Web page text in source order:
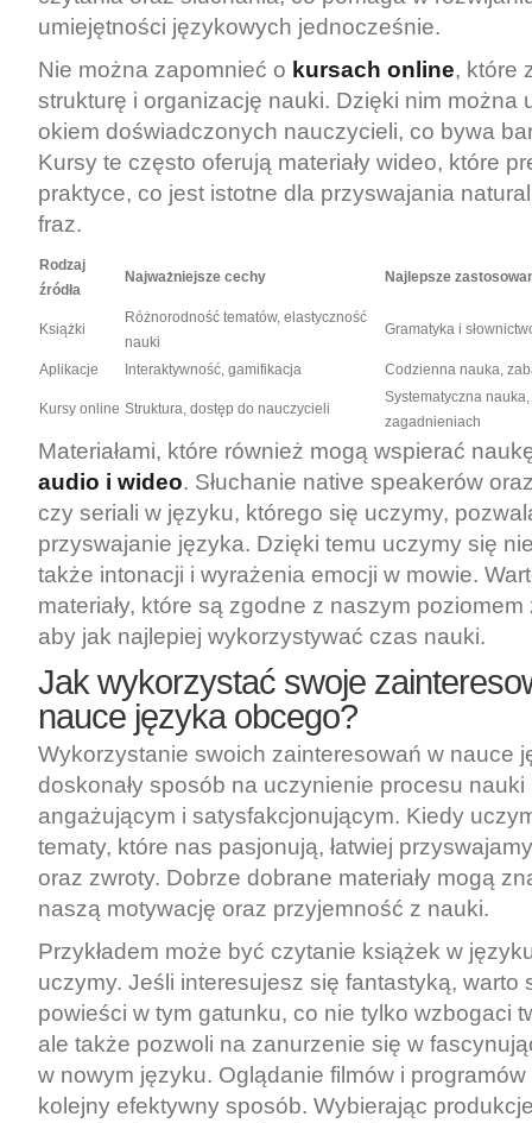
umiejętności językowych jednocześnie.
Nie można zapomnieć o kursach online, które
strukturę i organizację nauki. Dzięki nim można
okiem doświadczonych nauczycieli, co bywa
Kursy te często oferują materiały wideo, które
praktyce, co jest istotne dla przyswajania
fraz.
Rodzaj
źródła
Najważniejsze cechy Najlepsze
Książki
Różnorodność tematów, elastyczność
nauki
Gramatyka i
Aplikacje Interaktywność, gamifikacja Codzienna nauka,
Kursy online Struktura, dostęp do nauczycieli
Systematyczna
zagadnieniach
Materiałami, które również mogą wspierać
audio i wideo. Słuchanie native speakerów
czy seriali w języku, którego się uczymy,
przyswajanie języka. Dzięki temu uczymy się
także intonacji i wyrażenia emocji w mowie.
materiały, które są zgodne z naszym
aby jak najlepiej wykorzystywać czas nauki.
Jak wykorzystać swoje
nauce języka obcego?
Wykorzystanie swoich zainteresowań w nauce
doskonały sposób na uczynienie procesu nauki
angażującym i satysfakcjonującym. Kiedy
tematy, które nas pasjonują, łatwiej
oraz zwroty. Dobrze dobrane materiały mogą
naszą motywację oraz przyjemność z nauki.
Przykładem może być czytanie książek w
uczymy. Jeśli interesujesz się fantastyką, warto
powieści w tym gatunku, co nie tylko wzbogaci
ale także pozwoli na zanurzenie się w
w nowym języku. Oglądanie filmów i
kolejny efektywny sposób. Wybierając